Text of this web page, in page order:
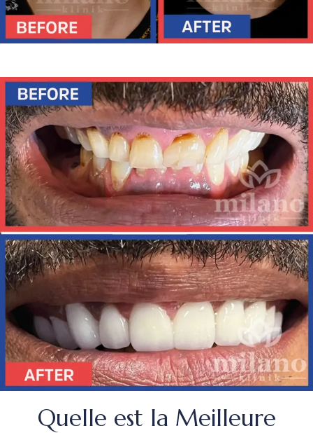
Quelle est la Meilleure